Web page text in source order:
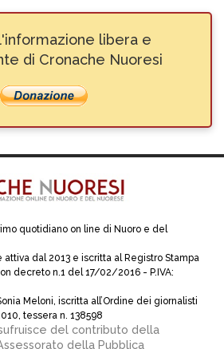
libera e
di Cronache Nuoresi
quotidiano on line di Nuoro e del
attiva dal 2013 e iscritta al Registro Stampa
decreto n.1 del 17/02/2016 - P.IVA:
Meloni, iscritta all’Ordine dei giornalisti
tessera n. 138598
del contributo della
della Pubblica